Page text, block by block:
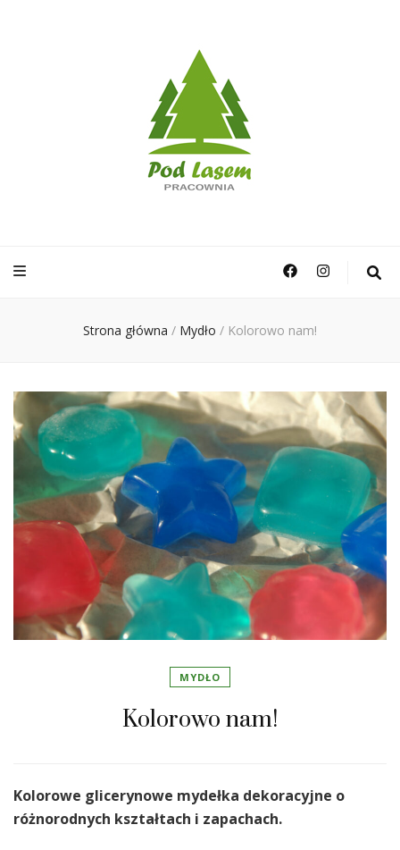
Lasem
Strona główna / Mydło / Kolorowo nam!
MYDŁO
Kolorowo nam!
Kolorowe glicerynowe mydełka dekoracyjne o
różnorodnych kształtach i zapachach.